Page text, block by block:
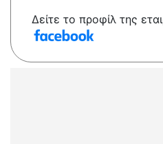
Δείτε το προφίλ της